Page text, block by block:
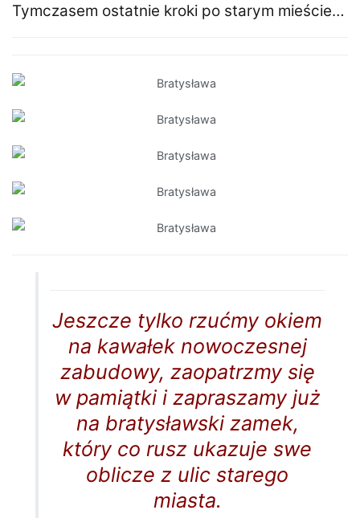
Tymczasem ostatnie kroki po starym mieście…
Jeszcze tylko rzućmy okiem
na kawałek nowoczesnej
zabudowy, zaopatrzmy się
w pamiątki i zapraszamy już
na bratysławski zamek,
który co rusz ukazuje swe
oblicze z ulic starego
miasta.